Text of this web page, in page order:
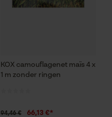
KOX camouflagenet maïs 4 x
1 m zonder ringen
94,46 € 66,13 €*